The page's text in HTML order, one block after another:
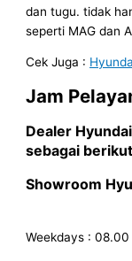
dan tugu. tidak
seperti MAG dan
Cek Juga :
Jam
Dealer
sebagai
Showroom
Weekdays : 08.00